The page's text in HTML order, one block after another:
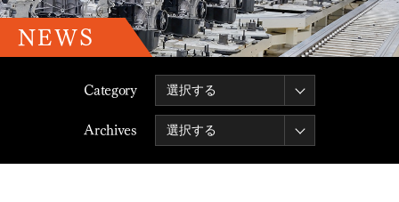
NEWS
Category
Archives